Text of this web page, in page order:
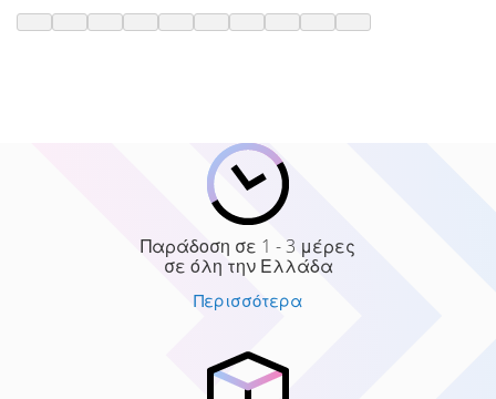
Παράδοση σε 1 - 3 μέρες
σε όλη την Ελλάδα
Περισσότερα